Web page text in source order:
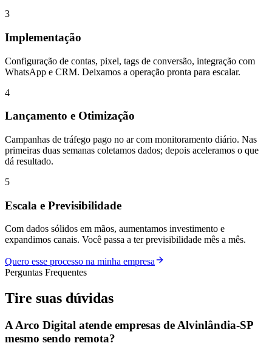
3
Implementação
Configuração de contas, pixel, tags de conversão, integração com
WhatsApp e CRM. Deixamos a operação pronta para escalar.
4
Lançamento e Otimização
Campanhas de tráfego pago no ar com monitoramento diário. Nas
primeiras duas semanas coletamos dados; depois aceleramos o que
dá resultado.
5
Escala e Previsibilidade
Com dados sólidos em mãos, aumentamos investimento e
expandimos canais. Você passa a ter previsibilidade mês a mês.
Quero esse processo na minha empresa
Perguntas Frequentes
Tire suas dúvidas
A Arco Digital atende empresas de Alvinlândia-SP
mesmo sendo remota?